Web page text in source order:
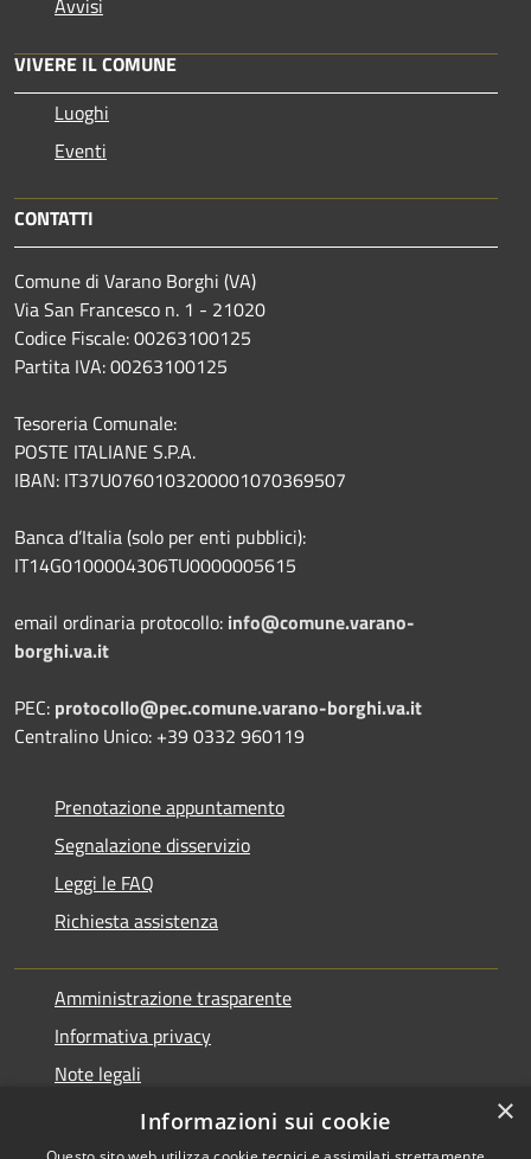
Avvisi
VIVERE IL COMUNE
Luoghi
Eventi
CONTATTI
Comune di Varano Borghi (VA)
Via San Francesco n. 1 - 21020
Codice Fiscale: 00263100125
Partita IVA: 00263100125
Tesoreria Comunale:
POSTE ITALIANE S.P.A.
IBAN: IT37U0760103200001070369507
Banca d’Italia (solo per enti pubblici):
IT14G0100004306TU0000005615
email ordinaria protocollo: info@comune.varano-
borghi.va.it
PEC: protocollo@pec.comune.varano-borghi.va.it
Centralino Unico: +39 0332 960119
Prenotazione appuntamento
Segnalazione disservizio
Leggi le FAQ
Richiesta assistenza
Amministrazione trasparente
Informativa privacy
Note legali
Dichiarazione di accessibilità
×
Informazioni sui cookie